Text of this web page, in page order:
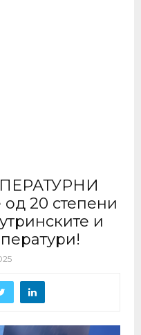
20 степени
и